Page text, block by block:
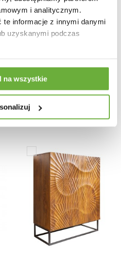
i analitycznym.
te informacje z innymi danymi
uzyskanymi podczas
na wszystkie
-11%
891,11 zł